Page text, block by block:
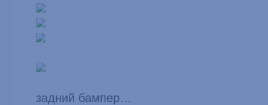
задний бампер…